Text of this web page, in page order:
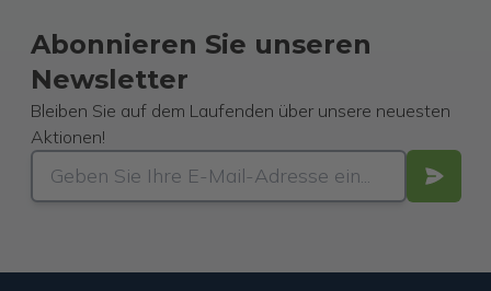
Abonnieren Sie unseren
Newsletter
Bleiben Sie auf dem Laufenden über unsere neuesten
Aktionen!